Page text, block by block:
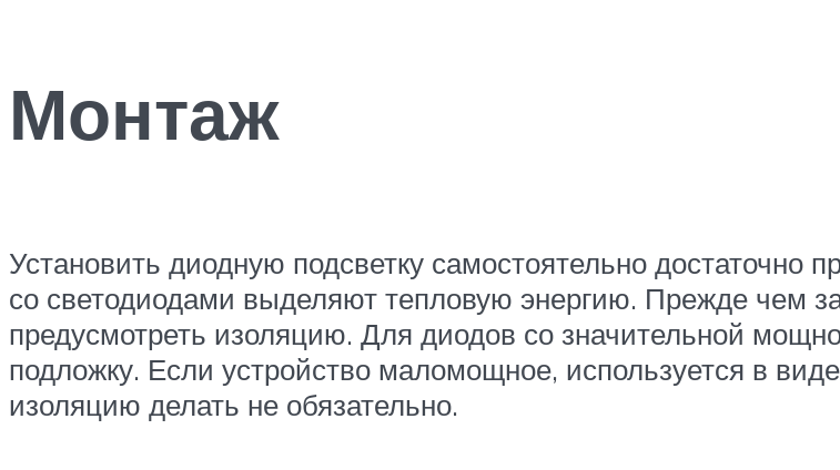
Монтаж
Установить диодную подсветку самостоятельно достаточно
со светодиодами выделяют тепловую энергию. Прежде чем
предусмотреть изоляцию. Для диодов со значительной
подложку. Если устройство маломощное, используется в
изоляцию делать не обязательно.